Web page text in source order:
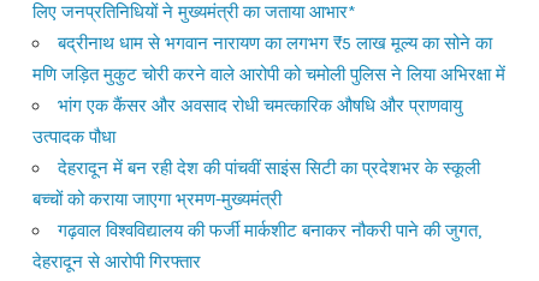
लिए जनप्रतिनिधियों ने मुख्यमंत्री का जताया आभार*
बद्रीनाथ धाम से भगवान नारायण का लगभग ₹5 लाख मूल्य का सोने का
मणि जड़ित मुकुट चोरी करने वाले आरोपी को चमोली पुलिस ने लिया अभिरक्षा में
भांग एक कैंसर और अवसाद रोधी चमत्कारिक औषधि और प्राणवायु
उत्पादक पौधा
देहरादून में बन रही देश की पांचवीं साइंस सिटी का प्रदेशभर के स्कूली
बच्चों को कराया जाएगा भ्रमण-मुख्यमंत्री
गढ़वाल विश्वविद्यालय की फर्जी मार्कशीट बनाकर नौकरी पाने की जुगत,
देहरादून से आरोपी गिरफ्तार